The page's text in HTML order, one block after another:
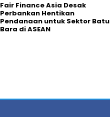
Fair Finance Asia Desak
Perbankan Hentikan
Pendanaan untuk Sektor Batu
Bara di ASEAN